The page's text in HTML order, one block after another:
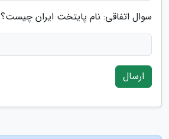
سوال اتفاقی: نام پایتخت ایران چیست؟
ارسال